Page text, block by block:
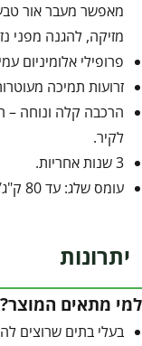
מזיקה, להגנה מפני
פרופילי אלומיניום
זרועות תמיכה
הרכבה קלה ונוחה –
לקיר.
3 שנות אחריות.
עומס שלג: עד 80 ק"ג/מ"ר | עמידות רוח: עד 120 קמ"ש.
יתרונות
למי מתאים המוצר?
בעלי בתים שרוצים